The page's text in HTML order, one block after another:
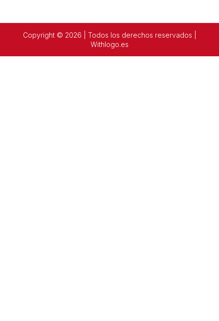
Copyright © 2026 | Todos los derechos reservados |
Withlogo.es